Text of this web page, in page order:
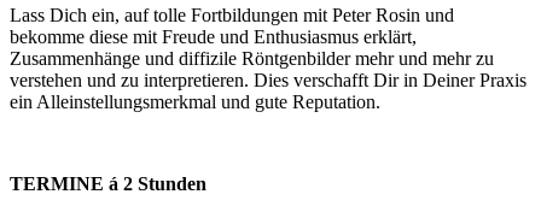
Lass Dich ein, auf tolle Fortbildungen mit Peter Rosin und
bekomme diese mit Freude und Enthusiasmus erklärt,
Zusammenhänge und diffizile Röntgenbilder mehr und mehr zu
verstehen und zu interpretieren. Dies verschafft Dir in Deiner Praxis
ein Alleinstellungsmerkmal und gute Reputation.
TERMINE á 2 Stunden